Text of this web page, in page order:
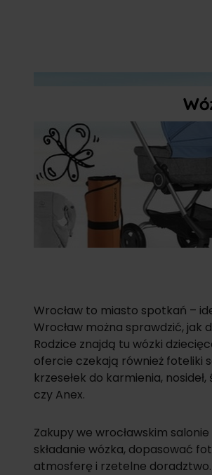
Wrocław to miasto spotkań –
Wrocław można sprawdzić,
Rodzice znajdą tu wózki
ofercie czekają również foteliki
krzesełek do karmienia,
czy Anex.
Zakupy we wrocławskim
składanie wózka, dopasować
atmosferę i rzetelne